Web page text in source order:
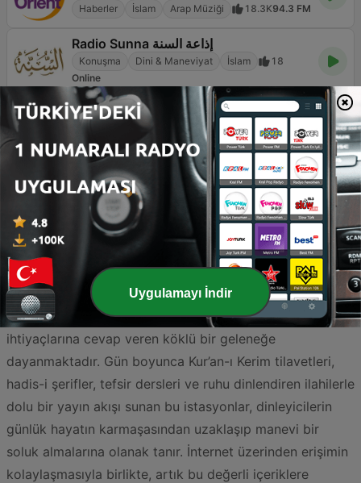
Haberler
İslam Arap Müziği 18.3K94.3 FM
Radio Sunna إذاعة السنة
Konuşma Dini & Maneviyat İslam
18
Online
إذاعة القرأن الكريم
103.4 FM
إذاعة الشيخ ياسر الدوسري
İslam 15 Online
Türkiye’de İslami radyo yayıncılığı, toplumun manevi
ihtiyaçlarına cevap veren köklü bir geleneğe
dayanmaktadır. Gün boyunca Kur’an-ı Kerim tilavetleri,
hadis-i şerifler, tefsir dersleri ve ruhu dinlendiren ilahilerle
dolu bir yayın akışı sunan bu istasyonlar, dinleyicilerin
günlük hayatın karmaşasından uzaklaşıp manevi bir
soluk almalarına olanak tanır. İnternet üzerinden erişimin
kolaylaşmasıyla birlikte, artık bu değerli içeriklere
Uygulamayı İndir